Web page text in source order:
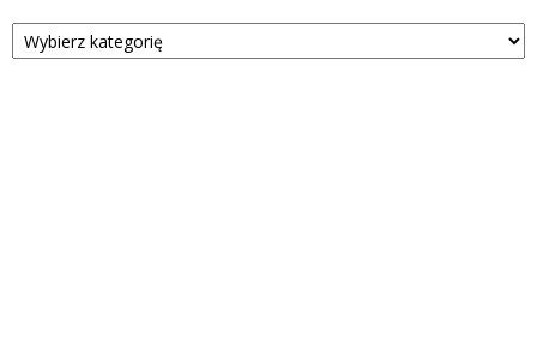
Kategorie